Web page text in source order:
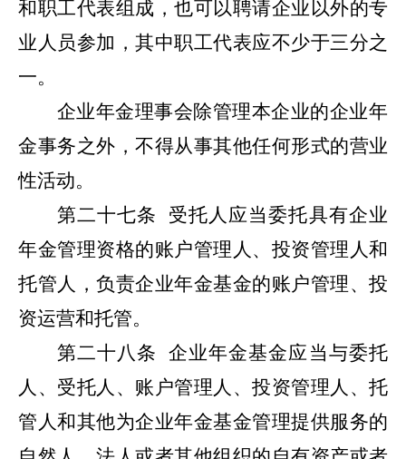
和职工代表组成，也可以聘请企业以外的专
业人员参加，其中职工代表应不少于三分之
一。
企业年金理事会除管理本企业的企业年
金事务之外，不得从事其他任何形式的营业
性活动。
第二十七条
受托人应当委托具有企业
年金管理资格的账户管理人、投资管理人和
托管人，负责企业年金基金的账户管理、投
资运营和托管。
第二十八条
企业年金基金应当与委托
人、受托人、账户管理人、投资管理人、托
管人和其他为企业年金基金管理提供服务的